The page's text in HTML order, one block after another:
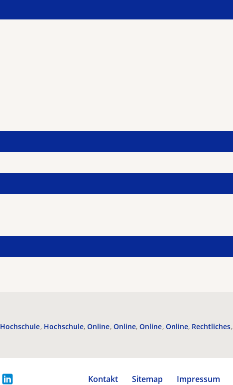
Hochschule Hochschule Online Online Online Online Rechtliches
Kontakt Sitemap Impressum